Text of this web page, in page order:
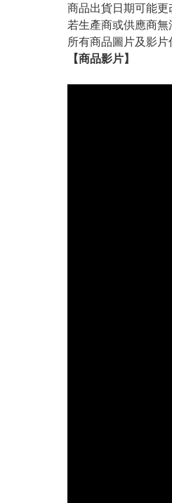
商品出貨日期可能更
若生產商或供應商無
所有商品圖片及影片
【商品影片】